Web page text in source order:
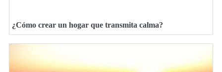
¿Cómo crear un hogar que transmita calma?